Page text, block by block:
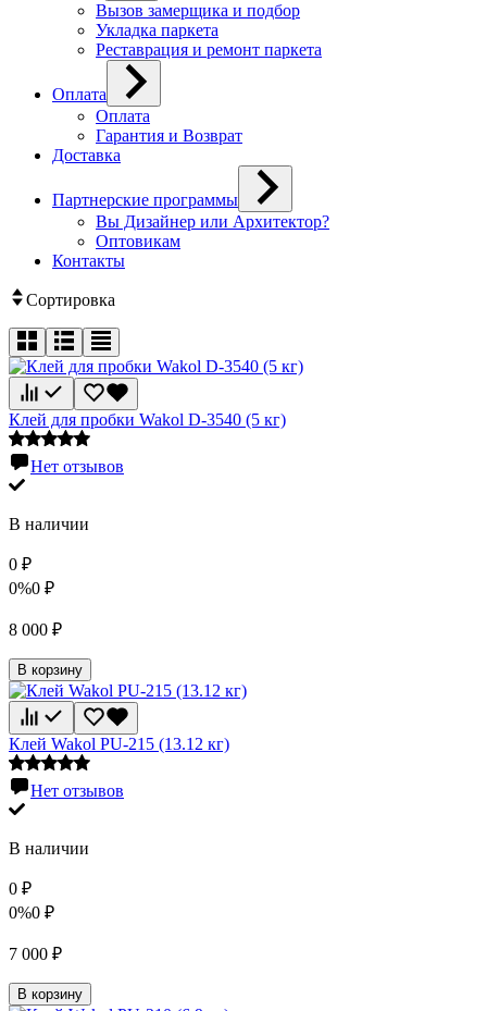
Вызов замерщика и подбор
Укладка паркета
Реставрация и ремонт паркета
Оплата
Оплата
Гарантия и Возврат
Доставка
Партнерские программы
Вы Дизайнер или Архитектор?
Оптовикам
Контакты
Сортировка
Клей для пробки Wakol D-3540 (5 кг)
Нет отзывов
В наличии
0 ₽
0%0 ₽
8 000 ₽
В корзину
Клей Wakol PU-215 (13.12 кг)
Нет отзывов
В наличии
0 ₽
0%0 ₽
7 000 ₽
В корзину